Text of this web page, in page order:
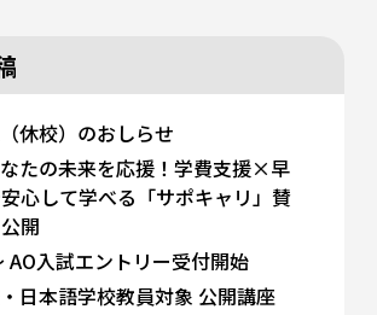
休校）のおしらせ
たの未来を応援！学費支援×早
心して学べる「サポキャリ」賛
開
AO入試エントリー受付開始
日本語学校教員対象 公開講座